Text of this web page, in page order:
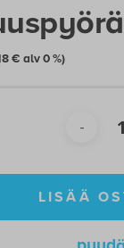
€ alv 0 %)
LISÄÄ